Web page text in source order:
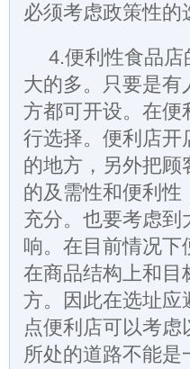
必须考虑政策性的
4.便利性食品
大的多。只要是
方都可开设。在便
行选择。便利店开
的地方，另外把
的及需性和便利
充分。也要考虑
响。在目前情况
在商品结构上和目
方。因此在选址应
点便利店可以考虑
所处的道路不能